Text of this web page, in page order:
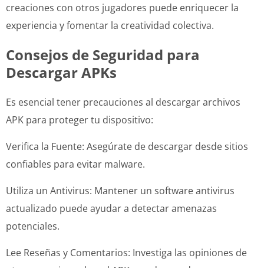
creaciones con otros jugadores puede enriquecer la
experiencia y fomentar la creatividad colectiva.
Consejos de Seguridad para
Descargar APKs
Es esencial tener precauciones al descargar archivos
APK para proteger tu dispositivo:
Verifica la Fuente: Asegúrate de descargar desde sitios
confiables para evitar malware.
Utiliza un Antivirus: Mantener un software antivirus
actualizado puede ayudar a detectar amenazas
potenciales.
Lee Reseñas y Comentarios: Investiga las opiniones de